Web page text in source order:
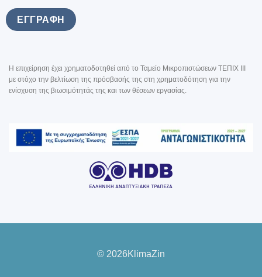
Η επιχείρηση έχει χρηματοδοτηθεί από το Ταμείο Μικροπιστώσεων ΤΕΠΙΧ III
με στόχο την βελτίωση της πρόσβασής της στη χρηματοδότηση για την
ενίσχυση της βιωσιμότητάς της και των θέσεων εργασίας.
© 2026KlimaZin